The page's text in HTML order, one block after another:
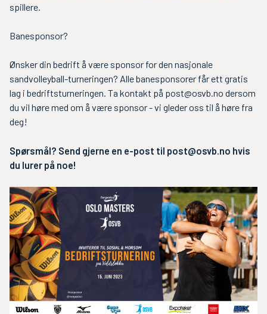
spillere.
Banesponsor?
Ønsker din bedrift å være sponsor for den nasjonale
sandvolleyball-turneringen? Alle banesponsorer får ett gratis
lag i bedriftsturneringen. Ta kontakt på post@osvb.no dersom
du vil høre med om å være sponsor - vi gleder oss til å høre fra
deg!
Spørsmål? Send gjerne en e-post til post@osvb.no hvis
du lurer på noe!